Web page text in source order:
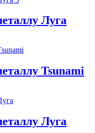
Луга
Tsunami
Луга